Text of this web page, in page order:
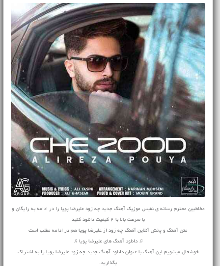
مخاطبین محترم رسانه ی نفیس موزیک آهنگ جدید چه زود علیرضا پویا را در ادامه به رایگان و
با سرعت بالا با 2 کیفیت دانلود کنید
متن آهنگ و پخش آنلاین آهنگ چه زود از علیرضا پویا هم در ادامه مطلب است
♫ دانلود آهنگ های علیرضا پویا ♫
خوشحال میشویم این آهنگ با عنوان دانلود آهنگ جدید چه زود علیرضا پویا را به اشتراک
بگذارید.